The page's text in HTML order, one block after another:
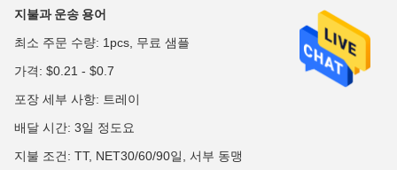
지불과 운송 용어
최소 주문 수량: 1pcs, 무료 샘플
가격: $0.21 - $0.7
포장 세부 사항: 트레이
배달 시간: 3일 정도요
지불 조건: TT, NET30/60/90일, 서부 동맹